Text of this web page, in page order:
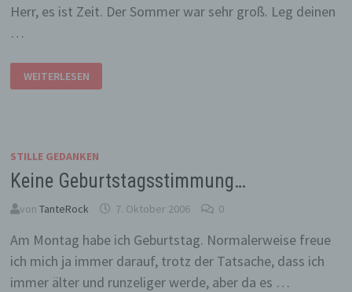
Herr, es ist Zeit. Der Sommer war sehr groß. Leg deinen
…
GEDICHT
WEITERLESEN
STILLE GEDANKEN
Keine Geburtstagsstimmung…
von TanteRock 7. Oktober 2006 0
Am Montag habe ich Geburtstag. Normalerweise freue
ich mich ja immer darauf, trotz der Tatsache, dass ich
immer älter und runzeliger werde, aber da es …